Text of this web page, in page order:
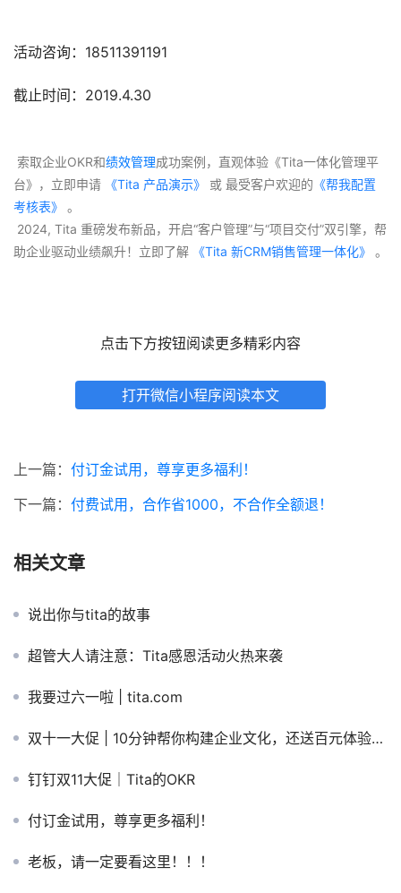
活动咨询：18511391191
截止时间：2019.4.30
索取企业OKR和绩效管理成功案例，直观体验《Tita一体化管理平
台》，立即申请 《Tita 产品演示》 或 最受客户欢迎的 《帮我配置
考核表》
。
助企业驱动业绩飙升！立即了解 《Tita 新CRM销售管理一体化》 。
点击下方按钮阅读更多精彩内容
打开微信小程序阅读本文
上一篇： 付订金试用，尊享更多福利！
下一篇： 付费试用，合作省1000，不合作全额退！
相关文章
说出你与tita的故事
超管大人请注意：Tita感恩活动火热来袭
我要过六一啦 | tita.com
双十一大促 | 10分钟帮你构建企业文化，还送百元体验基金哦~
钉钉双11大促｜Tita的OKR
付订金试用，尊享更多福利！
老板，请一定要看这里！！！